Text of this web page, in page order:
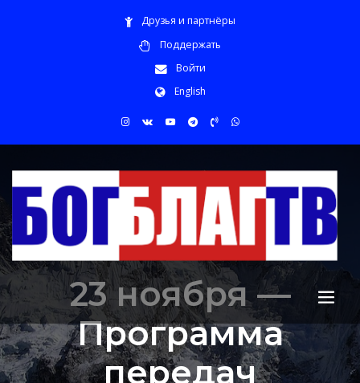
Друзья и партнёры
Поддержать
Войти
English
23 ноября —
Программа
передач